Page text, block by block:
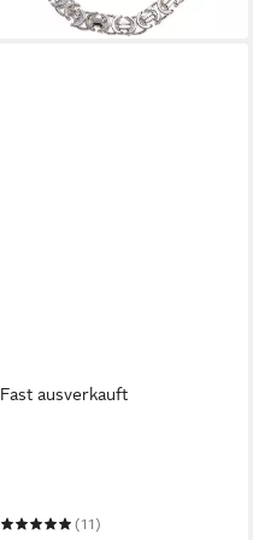
Fast ausverkauft
Silber
(11)